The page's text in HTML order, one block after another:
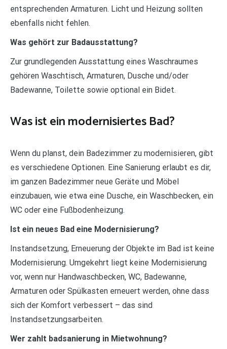
entsprechenden Armaturen. Licht und Heizung sollten
ebenfalls nicht fehlen.
Was gehört zur Badausstattung?
Zur grundlegenden Ausstattung eines Waschraumes
gehören Waschtisch, Armaturen, Dusche und/oder
Badewanne, Toilette sowie optional ein Bidet.
Was ist ein modernisiertes Bad?
Wenn du planst, dein Badezimmer zu modernisieren, gibt
es verschiedene Optionen. Eine Sanierung erlaubt es dir,
im ganzen Badezimmer neue Geräte und Möbel
einzubauen, wie etwa eine Dusche, ein Waschbecken, ein
WC oder eine Fußbodenheizung.
Ist ein neues Bad eine Modernisierung?
Instandsetzung, Erneuerung der Objekte im Bad ist keine
Modernisierung. Umgekehrt liegt keine Modernisierung
vor, wenn nur Handwaschbecken, WC, Badewanne,
Armaturen oder Spülkasten erneuert werden, ohne dass
sich der Komfort verbessert – das sind
Instandsetzungsarbeiten.
Wer zahlt badsanierung in Mietwohnung?